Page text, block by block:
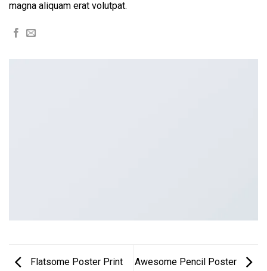
magna aliquam erat volutpat.
Flatsome Poster Print Awesome Pencil Poster